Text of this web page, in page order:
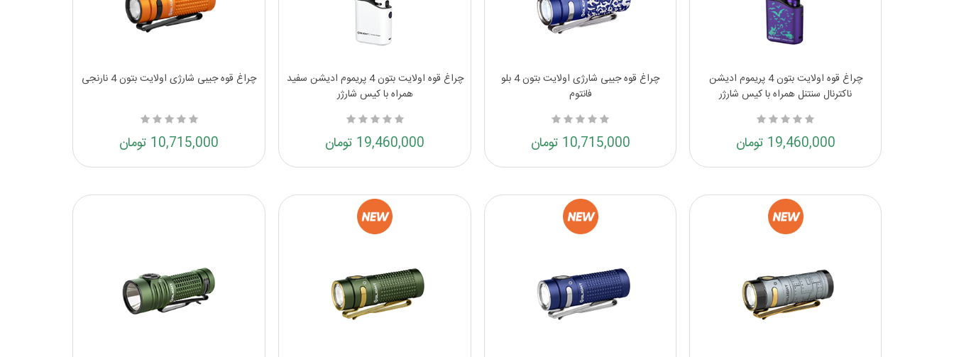
چراغ قوه اولایت بتون 4 پریموم ادیشن
ناکترنال سنتنل همراه با کیس شارژر
19,460,000 تومان
چراغ قوه جیبی شارژی اولایت بتون 4 بلو
فانتوم
10,715,000 تومان
چراغ قوه اولایت بتون 4 پریموم ادیشن سفید
همراه با کیس شارژر
19,460,000 تومان
چراغ قوه جیبی شارژی اولایت بتون 4 نارنجی
10,715,000 تومان